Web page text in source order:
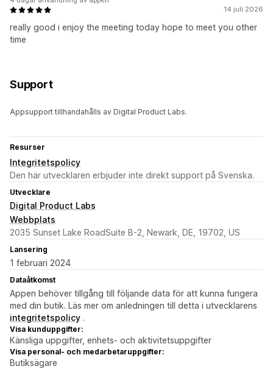
14 juli 2026
really good i enjoy the meeting today hope to meet you other
time
Support
Appsupport tillhandahålls av Digital Product Labs.
Resurser
Integritetspolicy
Den här utvecklaren erbjuder inte direkt support på Svenska.
Utvecklare
Digital Product Labs
Webbplats
2035 Sunset Lake RoadSuite B-2, Newark, DE, 19702, US
Lansering
1 februari 2024
Dataåtkomst
Appen behöver tillgång till följande data för att kunna fungera
med din butik. Läs mer om anledningen till detta i utvecklarens
integritetspolicy .
Visa kunduppgifter:
Känsliga uppgifter, enhets- och aktivitetsuppgifter
Visa personal- och medarbetaruppgifter:
Butiksägare